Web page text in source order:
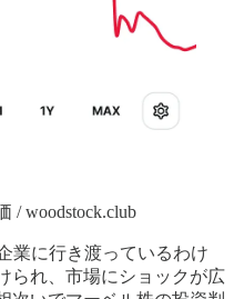
/ woodstock.club
業に行き渡っているわけ
られ、市場にショックが広